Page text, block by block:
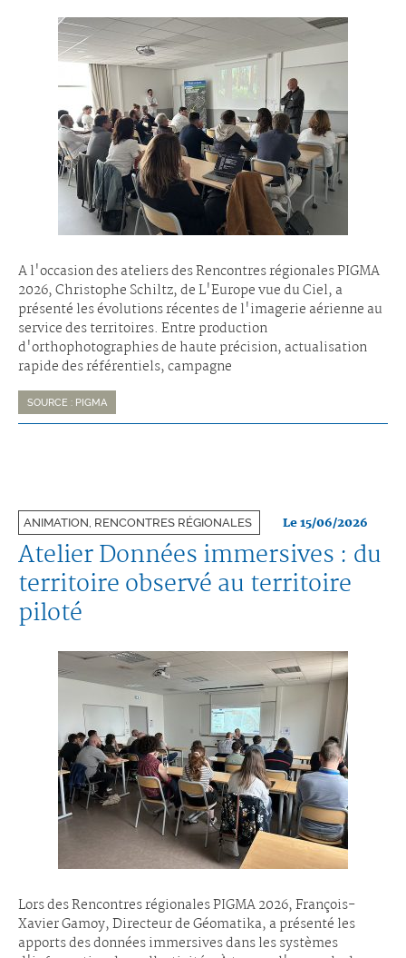
A l'occasion des ateliers des Rencontres régionales PIGMA
2026, Christophe Schiltz, de L'Europe vue du Ciel, a
présenté les évolutions récentes de l'imagerie aérienne au
service des territoires. Entre production
d'orthophotographies de haute précision, actualisation
rapide des référentiels, campagne
SOURCE : PIGMA
ANIMATION, RENCONTRES RÉGIONALES Le 15/06/2026
Atelier Données immersives : du
territoire observé au territoire
piloté
Lors des Rencontres régionales PIGMA 2026, François-
Xavier Gamoy, Directeur de Géomatika, a présenté les
apports des données immersives dans les systèmes